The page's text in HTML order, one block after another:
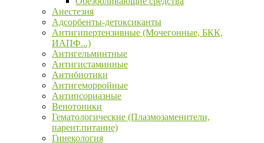
Анестезия
Адсорбенты-детоксиканты
Антигипертензивные (Мочегонные, БКК,
ИАПФ...)
Антигельминтные
Антигистаминные
Антибиотики
Антигеморройные
Антипсориазные
Венотоники
Гематологические (Плазмозаменители,
парент.питание)
Гинекология